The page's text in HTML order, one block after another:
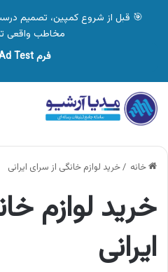
مخاطب واقعی
فرم Quick Ad Test
خانه /خرید لوازم خانگی از سرای ایرانی
خرید لوازم
ایرانی